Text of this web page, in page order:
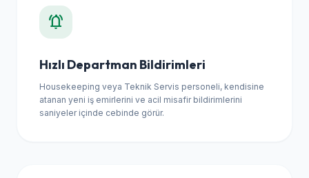
notifications_active
Hızlı Departman Bildirimleri
Housekeeping veya Teknik Servis personeli, kendisine
atanan yeni iş emirlerini ve acil misafir bildirimlerini
saniyeler içinde cebinde görür.